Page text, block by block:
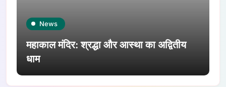
News
महाकाल मंदिर: श्रद्धा और आस्था का अद्वितीय
धाम